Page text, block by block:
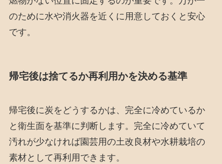
のために水や消火器を近くに用意しておくと安心
です。
帰宅後は捨てるか再利用かを決める基準
帰宅後に炭をどうするかは、完全に冷めているか
と衛生面を基準に判断します。完全に冷めていて
汚れが少なければ園芸用の土改良材や水耕栽培の
素材として再利用できます。